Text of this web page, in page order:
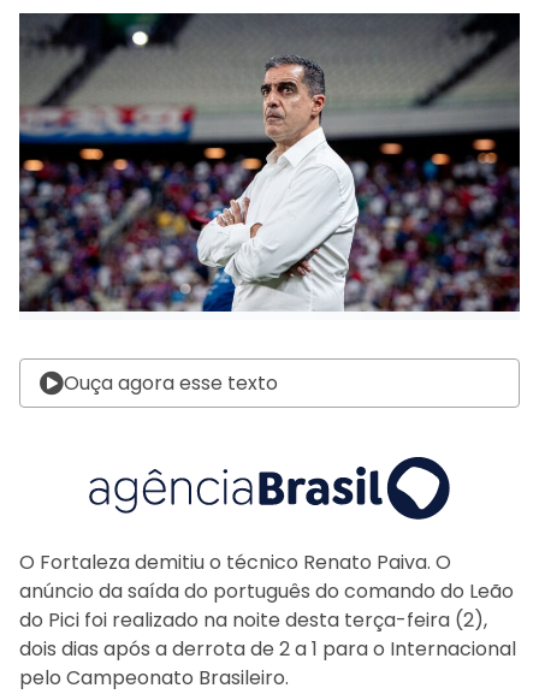
Ouça agora esse texto
O Fortaleza demitiu o técnico Renato Paiva. O
anúncio da saída do português do comando do Leão
do Pici foi realizado na noite desta terça-feira (2),
dois dias após a derrota de 2 a 1 para o Internacional
pelo Campeonato Brasileiro.